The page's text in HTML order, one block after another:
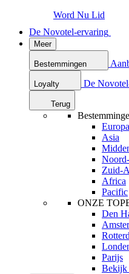
Word Nu Lid
De Novotel-ervaring
Meer
Bestemmingen
Loyalty De
Terug
Europa
Asia
Zuid-
Africa
Pacific
ONZE
Den
Parijs
Bekijk